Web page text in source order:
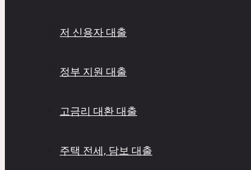
저 신용자 대출
정부 지원 대출
고금리 대환 대출
주택 전세, 담보 대출